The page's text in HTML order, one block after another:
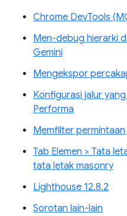
Chrome DevTools
Men-debug hierarki
Gemini
Mengekspor
Konfigurasi jalur
Performa
Memfilter
Tab Elemen > Tata
tata letak masonry
Lighthouse 12.8.2
Sorotan lain-lain